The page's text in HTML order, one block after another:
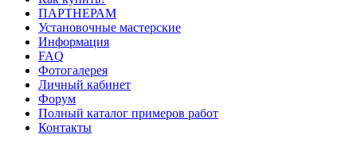
ПАРТНЕРАМ
Установочные мастерские
Информация
FAQ
Фотогалерея
Личный кабинет
Форум
Полный каталог примеров работ
Контакты